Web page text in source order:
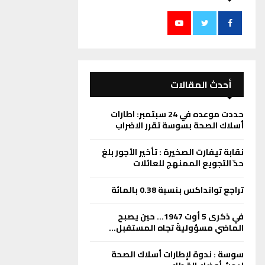
أحدث المقالات
حددت موعده في 24 سبتمبر: اطارات
أسلاك الصحة بسوسة تقرر الاضراب
نقابة تيفارت الصخيرة : تأخير الأجور بلغ
حدّ التجويع الممنهج للعائلات
تراجع توانداكس بنسبة 0.38 بالمائة
في ذكرى 5 أوت 1947… حين يصبح
الماضي مسؤوليةً تجاه المستقبل…
سوسة : ندوة لإطارات أسلاك الصحة